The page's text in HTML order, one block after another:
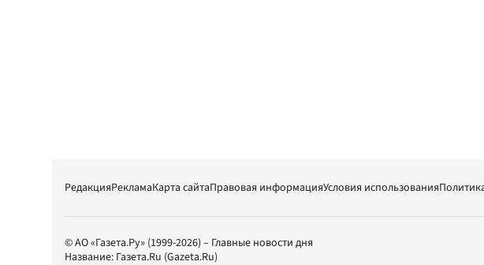
РедакцияРекламаКарта сайтаПравовая информацияУсловия использования
© АО «Газета.Ру» (1999-2026) – Главные новости дня
Название: Газета.Ru (Gazeta.Ru)